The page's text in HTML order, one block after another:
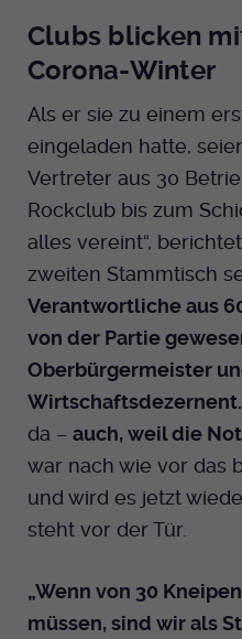
Clubs blicken
Corona-Winter
Als er sie zu einem
eingeladen hatte,
Vertreter aus 30
Rockclub bis zum
alles vereint“,
zweiten Stammtisch
Verantwortliche aus
von der Partie
Oberbürgermeister
Wirtschaftsdezernent.
da – auch, weil die
war nach wie vor das
und wird es jetzt
steht vor der Tür.
„Wenn von 30
müssen, sind wir als